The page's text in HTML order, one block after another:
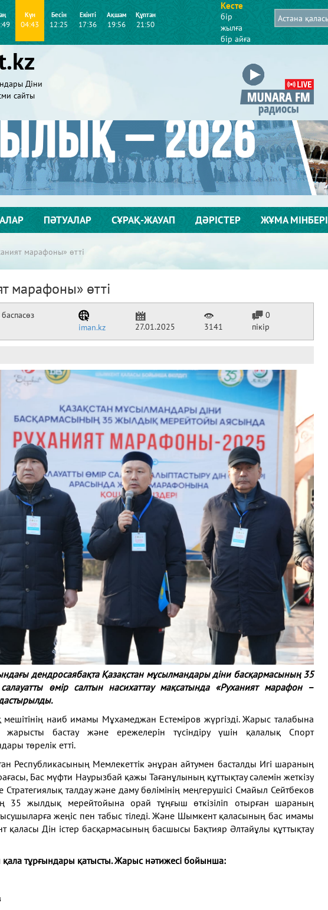
Күн
04:43
Бесін
12:25
Екінті
17:36
Ақшам
19:56
Құптан
21:50
Кесте
бір
жылға
бір айға
Діни
сайты
ПӘТУАЛАР СҰРАҚ-ЖАУАП ДӘРІСТЕР ЖҰМА МІНБЕРІ
марафоны» өтті
марафоны» өтті
iman.kz 27.01.2025 3141
0
пікір
дендросаябақта Қазақстан мұсылмандары діни басқармасының 35
өмір салтын насихаттау мақсатында «Руханият марафон –
наиб имамы Мұхамеджан Естеміров жүргізді. Жарыс талабына
бастау және ережелерін түсіндіру үшін қалалық Спорт
төрелік етті.
Республикасының Мемлекеттік әнұран айтумен басталды Игі шараның
Бас мүфти Наурызбай қажы Тағанұлының құттықтау сәлемін жеткізу
талдау және даму бөлімінің меңгерушісі Смайыл Сейтбеков
35 жылдық мерейтойына орай тұңғыш өткізіліп отырған шараның
жеңіс пен табыс тіледі. Және Шымкент қаласының бас имамы
қаласы Дін істер басқармасының басшысы Бақтияр Әлтайұлы құттықтау
қала тұрғындары қатысты. Жарыс нәтижесі бойынша: